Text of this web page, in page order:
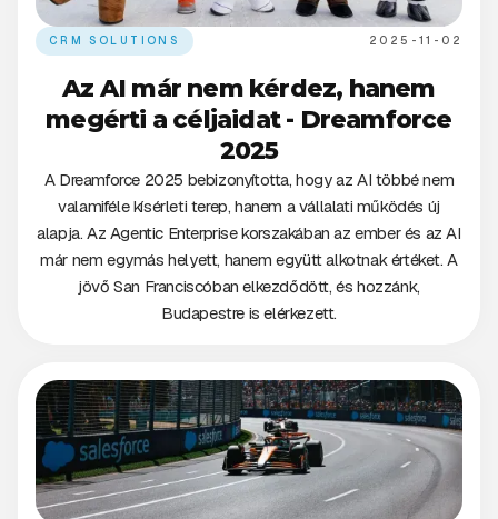
CRM SOLUTIONS 2025-11-02
Az AI már nem kérdez, hanem
megérti a céljaidat - Dreamforce
2025
A Dreamforce 2025 bebizonyította, hogy az AI többé nem
valamiféle kísérleti terep, hanem a vállalati működés új
alapja. Az Agentic Enterprise korszakában az ember és az AI
már nem egymás helyett, hanem együtt alkotnak értéket. A
jövő San Franciscóban elkezdődött, és hozzánk,
Budapestre is elérkezett.